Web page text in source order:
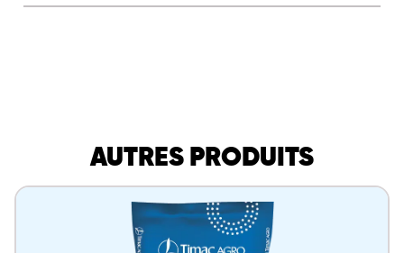
AUTRES PRODUITS